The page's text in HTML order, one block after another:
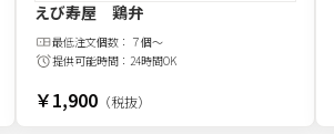
えび寿屋 鶏弁
最低注文個数： ７個～
提供可能時間：24時間OK
￥1,900 （税抜）